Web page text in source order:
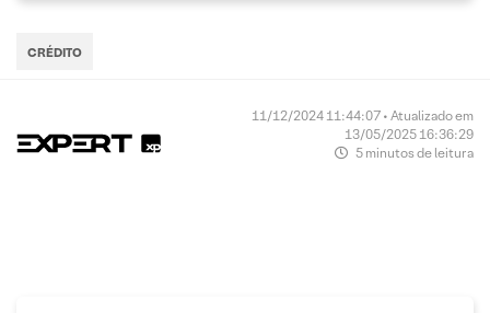
CRÉDITO
11/12/2024 11:44:07 • Atualizado em
13/05/2025 16:36:29
5 minutos de leitura